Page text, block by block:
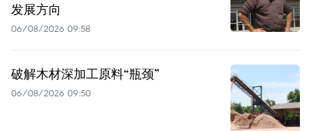
发展方向
06/08/2026 09:58
破解木材深加工原料“瓶颈”
06/08/2026 09:50